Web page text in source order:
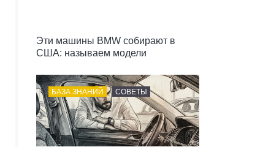
Эти машины BMW собирают в
США: называем модели
БАЗА ЗНАНИЙ СОВЕТЫ